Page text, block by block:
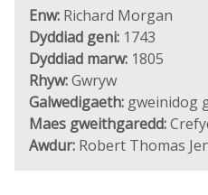
Enw: Richard Morgan
Dyddiad geni: 1743
Dyddiad marw: 1805
Rhyw:Gwryw
Galwedigaeth: gweinidog
Maes gweithgaredd:
Awdur: Robert Thomas